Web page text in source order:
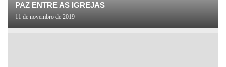
PAZ ENTRE AS IGREJAS
11 de novembro de 2019